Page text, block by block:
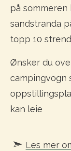
på sommeren
sandstranda
topp 10
Ønsker du
campingvogn
kan leie
Les mer